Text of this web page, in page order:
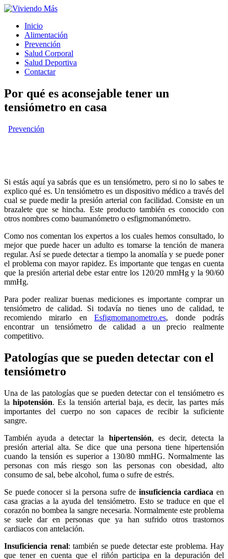
Inicio
Alimentación
Prevención
Salud Corporal
Salud Deportiva
Contactar
Por qué es aconsejable tener un
tensiómetro en casa
Prevención
Si estás aquí ya sabrás que es un tensiómetro, pero si no lo sabes te
explico qué es. Un tensiómetro es un dispositivo médico a través del
cual se puede medir la presión arterial con facilidad. Consiste en un
brazalete que se hincha. Este producto también es conocido con
otros nombres como baumanómetro o esfigmomanómetro.
Como nos comentan los expertos a los cuales hemos consultado, lo
mejor que puede hacer un adulto es tomarse la tención de manera
regular. Así se puede detectar a tiempo la anomalía y se puede poner
el problema con mayor rapidez. Es importante que tengas en cuenta
que la presión arterial debe estar entre los 120/20 mmHg y la 90/60
mmHg.
Para poder realizar buenas mediciones es importante comprar un
tensiómetro de calidad. Si todavía no tienes uno de calidad, te
recomiendo mirarlo enEsfigmomanometro.es, donde podrás
encontrar un tensiómetro de calidad a un precio realmente
competitivo.
Patologías que se pueden detectar con el
tensiómetro
Una de las patologías que se pueden detectar con el tensiómetro es
lahipotensión. Es la tensión arterial baja, es decir, las partes más
importantes del cuerpo no son capaces de recibir la suficiente
sangre.
También ayuda a detectar la hipertensión, es decir, detecta la
presión arterial alta. Se dice que una persona tiene hipertensión
cuando la tensión es superior a 130/80 mmHG. Normalmente las
personas con más riesgo son las personas con obesidad, alto
consumo de sal, bebe alcohol, fuma o sufre de estrés.
Se puede conocer si la persona sufre de insuficiencia cardiaca en
casa gracias a la ayuda del tensiómetro. Esto se traduce en que el
corazón no bombea la sangre necesaria. Normalmente este problema
se suele dar en personas que ya han sufrido otros trastornos
cardiacos con antelación.
Insuficiencia renal: también se puede detectar este problema. Hay
que tener en cuenta que el riñón participa en la depuración del